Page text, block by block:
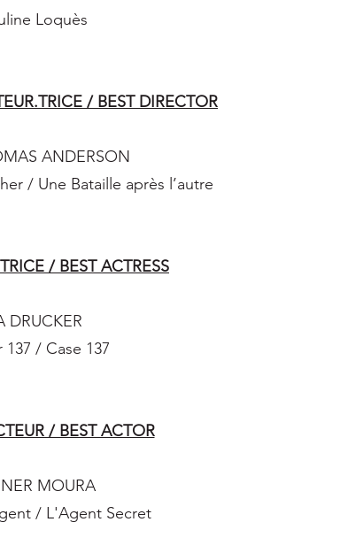
Loquès
/ BEST DIRECTOR
ANDERSON
/ Une Bataille après l’autre
/ BEST ACTRESS
DRUCKER
137 / Case 137
/ BEST ACTOR
MOURA
/ L'Agent Secret